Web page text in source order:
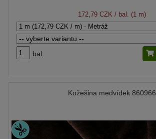
172,79 CZK / bal. (1 m)
bal.
Kožešina medvídek 860966